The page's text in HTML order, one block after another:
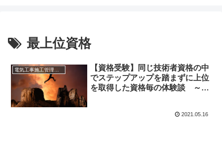
最上位資格
電気工事施工管理技士（１級）
【資格受験】同じ技術者資格の中
でステップアップを踏まずに上位
を取得した資格毎の体験談 ～電
2021.05.16